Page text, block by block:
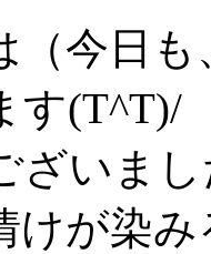
（今日
す(T^T)/
ざいま
けが染